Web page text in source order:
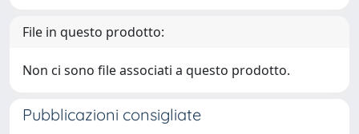
File in questo prodotto:
Non ci sono file associati a questo prodotto.
Pubblicazioni consigliate